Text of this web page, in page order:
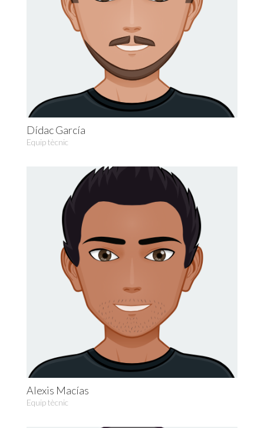
Dídac García
Equip tècnic
Alexis Macías
Equip tècnic